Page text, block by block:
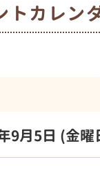
トカレン
9月5日 (金曜